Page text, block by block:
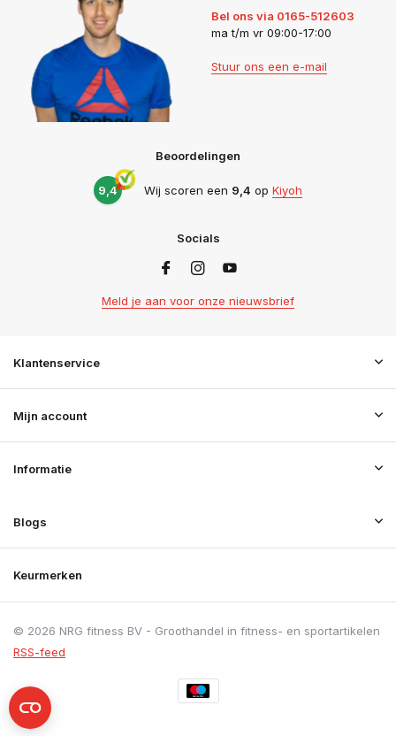
Bel ons via 0165-512603
ma t/m vr 09:00-17:00
Stuur ons een e-mail
Beoordelingen
9,4 Wij scoren een 9,4 op Kiyoh
Socials
Meld je aan voor onze nieuwsbrief
Klantenservice
Mijn account
Informatie
Blogs
Keurmerken
© 2026 NRG fitness BV - Groothandel in fitness- en sportartikelen
RSS-feed